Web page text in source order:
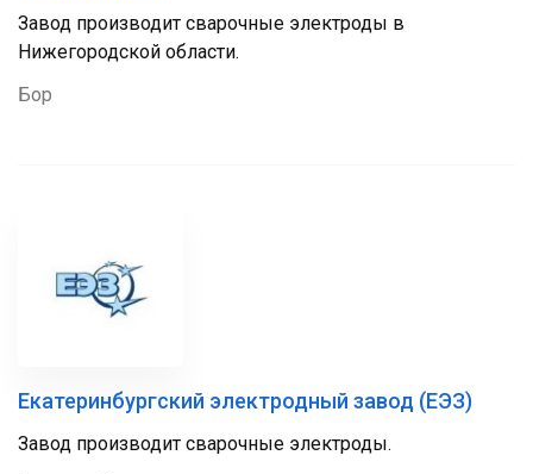
Завод производит сварочные электроды в
Нижегородской области.
Бор
Екатеринбургский электродный завод (ЕЭЗ)
Завод производит сварочные электроды.